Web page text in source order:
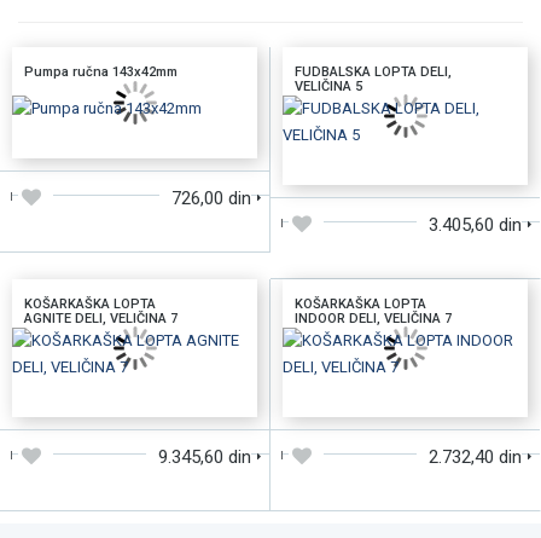
Pumpa ručna 143x42mm
726,00 din
FUDBALSKA LOPTA DELI,
VELIČINA 5
3.405,60 din
KOŠARKAŠKA LOPTA
AGNITE DELI, VELIČINA 7
9.345,60 din
KOŠARKAŠKA LOPTA
INDOOR DELI, VELIČINA 7
2.732,40 din